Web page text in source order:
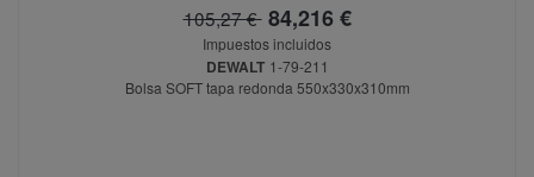
105,27 €84,216 €
Impuestos incluidos
DEWALT 1-79-211
Bolsa SOFT tapa redonda 550x330x310mm